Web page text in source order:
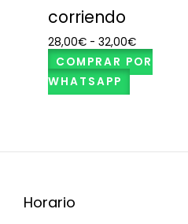
corriendo
28,00€ - 32,00€
COMPRAR POR
WHATSAPP
Horario